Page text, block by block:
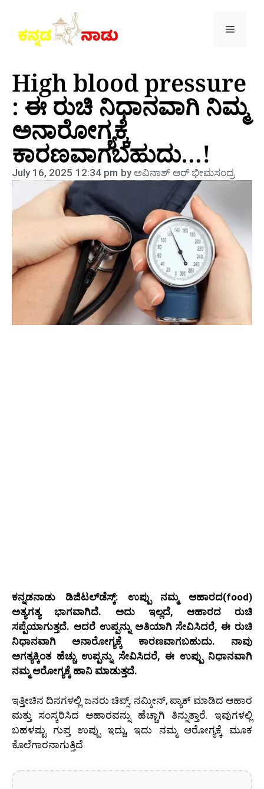
High blood pressure
: ಈ ರುಚಿ ನಿಧಾನವಾಗಿ ನಿಮ್ಮ
ಅನಾರೋಗ್ಯಕ್ಕೆ
ಕಾರಣವಾಗಬಹುದು…!
July 16, 2025 12:34 pm byಅವಿನಾಶ್‌ ಆರ್‌ ಭೀಮಸಂದ್ರ
ಕನ್ನಡನಾಡು ಡಿಜಿಟಲ್‌ಡೆಸ್ಕ್‌: ಉಪ್ಪು ನಮ್ಮ ಆಹಾರದ(food)
ಅತ್ಯಗತ್ಯ ಭಾಗವಾಗಿದೆ. ಅದು ಇಲ್ಲದೆ, ಆಹಾರದ ರುಚಿ
ಸಪ್ಪೆಯಾಗುತ್ತದೆ. ಆದರೆ ಉಪ್ಪನ್ನು ಅತಿಯಾಗಿ ಸೇವಿಸಿದರೆ, ಈ ರುಚಿ
ನಿಧಾನವಾಗಿ ಅನಾರೋಗ್ಯಕ್ಕೆ ಕಾರಣವಾಗಬಹುದು. ನಾವು
ಅಗತ್ಯಕ್ಕಿಂತ ಹೆಚ್ಚು ಉಪ್ಪನ್ನು ಸೇವಿಸಿದರೆ, ಈ ಉಪ್ಪು ನಿಧಾನವಾಗಿ
ನಮ್ಮ ಆರೋಗ್ಯಕ್ಕೆ ಹಾನಿ ಮಾಡುತ್ತದೆ.
ಇತ್ತೀಚಿನ ದಿನಗಳಲ್ಲಿ ಜನರು ಚಿಪ್ಸ್, ನಮ್ಕೀನ್, ಪ್ಯಾಕ್ ಮಾಡಿದ ಆಹಾರ
ಮತ್ತು ಸಂಸ್ಕರಿಸಿದ ಆಹಾರವನ್ನು ಹೆಚ್ಚಾಗಿ ತಿನ್ನುತ್ತಾರೆ. ಇವುಗಳಲ್ಲಿ
ಬಹಳಷ್ಟು ಗುಪ್ತ ಉಪ್ಪು ಇದ್ದು, ಇದು ನಮ್ಮ ಆರೋಗ್ಯಕ್ಕೆ ಮೂಕ
ಕೊಲೆಗಾರನಾಗುತ್ತಿದೆ.